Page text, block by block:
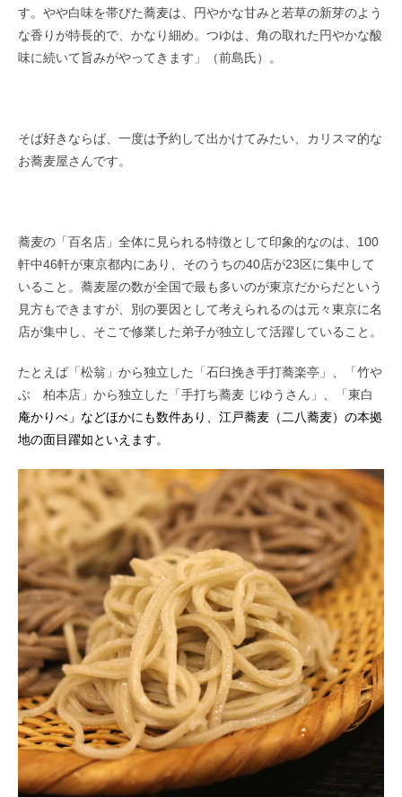
す。やや白味を帯びた蕎麦は、円やかな甘みと若草の新芽のよう
な香りが特長的で、かなり細め。つゆは、角の取れた円やかな酸
味に続いて旨みがやってきます」（前島氏）。
そば好きならば、一度は予約して出かけてみたい、カリスマ的な
お蕎麦屋さんです。
蕎麦の「百名店」全体に見られる特徴として印象的なのは、100
軒中46軒が東京都内にあり、そのうちの40店が23区に集中して
いること。蕎麦屋の数が全国で最も多いのが東京だからだという
見方もできますが、別の要因として考えられるのは元々東京に名
店が集中し、そこで修業した弟子が独立して活躍していること。
たとえば「松翁」から独立した「石臼挽き手打蕎楽亭」、「竹や
ぶ 柏本店」から独立した「手打ち蕎麦 じゆうさん」、「東白
庵かりべ」 などほかにも数件あり、江戸蕎麦（二八蕎麦）の本拠
地の面目躍如といえます。